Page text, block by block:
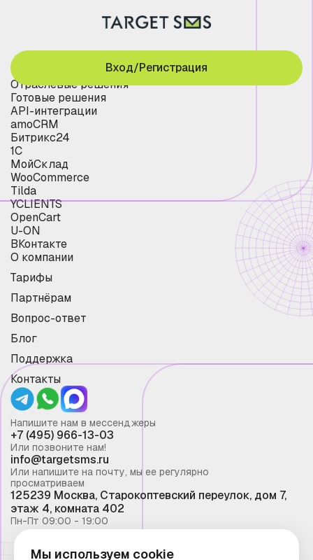
Отраслевые решения
Готовые решения
API-интеграции
amoCRM
Битрикс24
1С
МойСклад
WooCommerce
Tilda
YCLIENTS
OpenCart
U-ON
ВКонтакте
О компании
Тарифы
Партнёрам
Вопрос-ответ
Блог
Поддержка
Контакты
Вход/Регистрация
Напишите нам в мессенджеры
+7 (495) 966-13-03
Или позвоните нам!
info@targetsms.ru
Или напишите на почту, мы ее регулярно
просматриваем
125239 Москва, Старокоптевский переулок, дом 7,
этаж 4, комната 402
Пн-Пт 09:00 - 19:00
Мы используем cookie